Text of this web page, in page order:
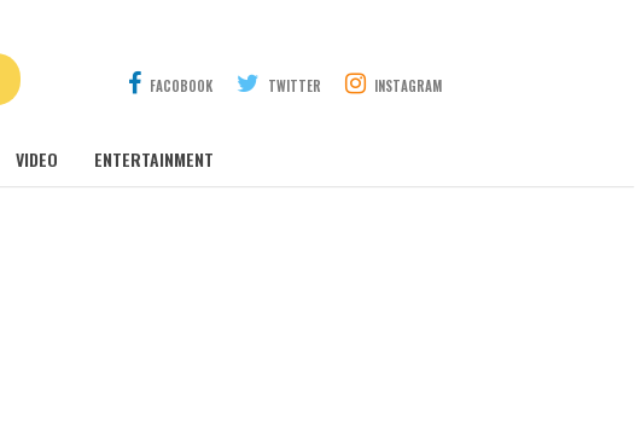
FACOBOOK TWITTER INSTAGRAM
VIDEO ENTERTAINMENT